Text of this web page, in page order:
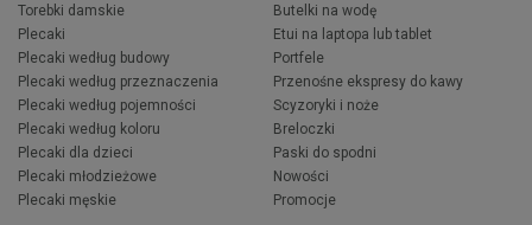
Torebki damskie
Plecaki
Plecaki według budowy
Plecaki według przeznaczenia
Plecaki według pojemności
Plecaki według koloru
Plecaki dla dzieci
Plecaki młodzieżowe
Plecaki męskie
Butelki na wodę
Etui na laptopa lub tablet
Portfele
Przenośne ekspresy do kawy
Scyzoryki i noże
Breloczki
Paski do spodni
Nowości
Promocje